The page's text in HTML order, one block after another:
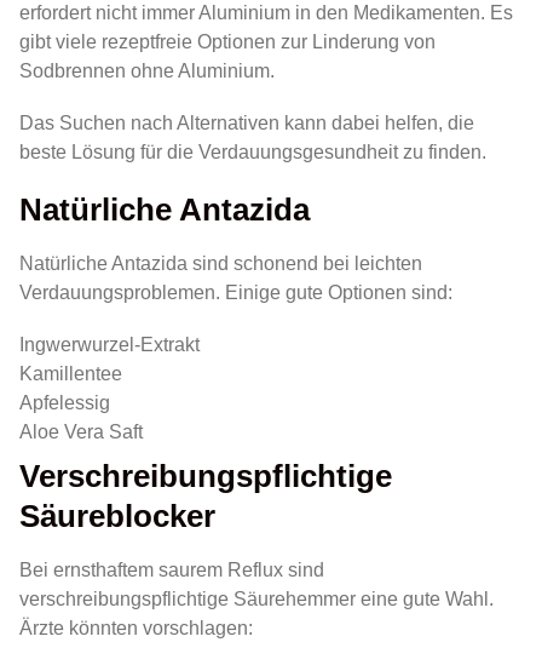
erfordert nicht immer Aluminium in den Medikamenten. Es
gibt viele rezeptfreie Optionen zur Linderung von
Sodbrennen ohne Aluminium.
Das Suchen nach Alternativen kann dabei helfen, die
beste Lösung für die Verdauungsgesundheit zu finden.
Natürliche Antazida
Natürliche Antazida sind schonend bei leichten
Verdauungsproblemen. Einige gute Optionen sind:
Ingwerwurzel-Extrakt
Kamillentee
Apfelessig
Aloe Vera Saft
Verschreibungspflichtige
Säureblocker
Bei ernsthaftem saurem Reflux sind
verschreibungspflichtige Säurehemmer eine gute Wahl.
Ärzte könnten vorschlagen: